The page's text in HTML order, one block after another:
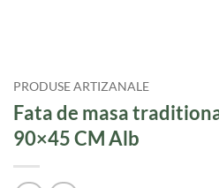
PRODUSE ARTIZANALE
Fata de masa
90×45 CM Alb